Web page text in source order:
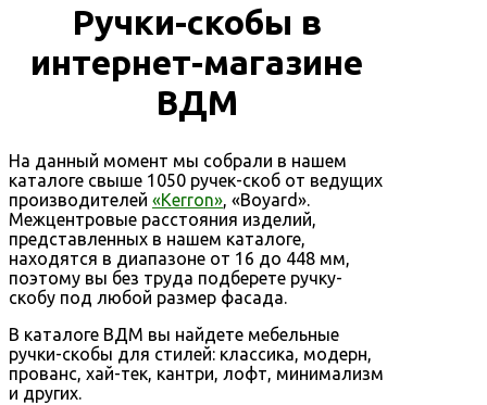
Ручки-скобы в
интернет-магазине
ВДМ
На данный момент мы собрали в нашем
каталоге свыше 1050 ручек-скоб от ведущих
производителей «Kerron», «Boyard».
Межцентровые расстояния изделий,
представленных в нашем каталоге,
находятся в диапазоне от 16 до 448 мм,
поэтому вы без труда подберете ручку-
скобу под любой размер фасада.
В каталоге ВДМ вы найдете мебельные
ручки-скобы для стилей: классика, модерн,
прованс, хай-тек, кантри, лофт, минимализм
и других.